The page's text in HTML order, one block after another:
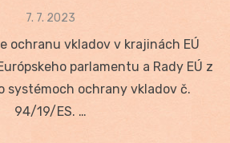
Posted
7. 7. 2023
ochranu vkladov v krajinách EÚ
parlamentu a Rady EÚ z
systémoch ochrany vkladov č.
94/19/ES. …